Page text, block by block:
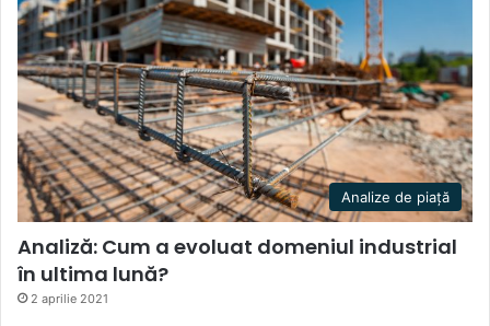
Analize de piață
Analiză: Cum a evoluat domeniul industrial
în ultima lună?
2 aprilie 2021